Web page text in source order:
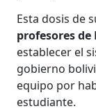
Esta dosis de
profesores
establecer el
gobierno
equipo por
estudiante.